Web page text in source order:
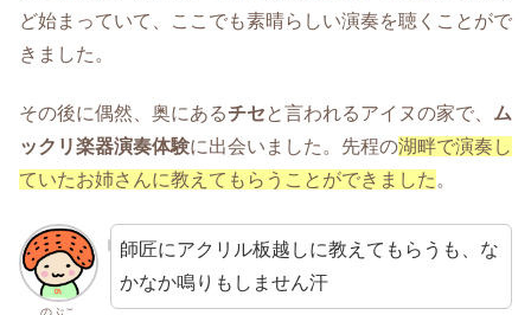
ど始まっていて、ここでも素晴らしい演奏を聴くことがで
きました。
その後に偶然、奥にあるチセと言われるアイヌの家で、 ム
ックリ楽器演奏体験に出会いました。先程の湖畔で演奏し
ていたお姉さんに教えてもらうことができました。
師匠にアクリル板越しに教えてもらうも、な
かなか鳴りもしません汗